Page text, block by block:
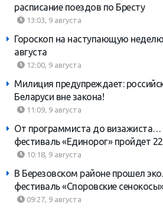
расписание поездов по Бресту
13:03, 9 августа
Гороскоп на наступающую
августа
12:00, 9 августа
Милиция предупреждает:
Беларуси вне закона!
11:09, 9 августа
От программиста до визажиста…
фестиваль «Единорог» пройдет
10:18, 9 августа
В Березовском районе прошел
фестиваль «Споровские
09:27, 9 августа